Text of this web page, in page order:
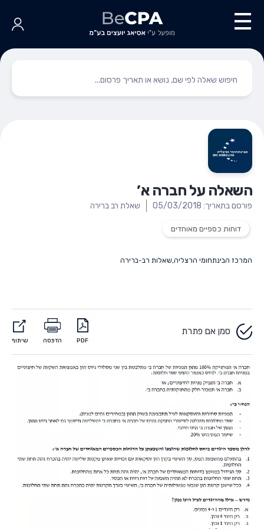
השאלה על חברה א’
פורסם בתאריך: 05/03/2018 שאלת רב ברירה
דוחות כספיים מאוחדים
המרכז הבינתחומי הרצליה,שאלות רב-ברירה
סמן אם פתרת
PDF הדפסה שיתוף